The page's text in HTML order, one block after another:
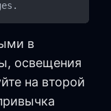
в
освещения
на второй